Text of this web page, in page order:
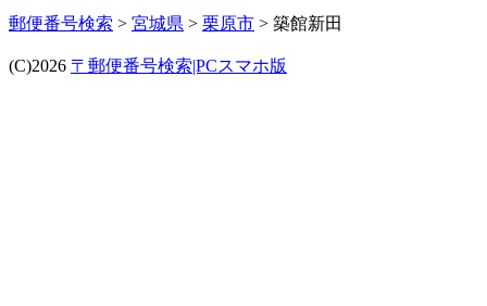
郵便番号検索 > 宮城県 > 栗原市 > 築館新田
(C)2026 〒郵便番号検索|PCスマホ版